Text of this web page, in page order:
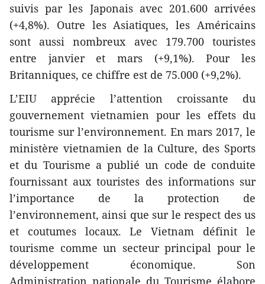
suivis par les Japonais avec 201.600 arrivées
(+4,8%). Outre les Asiatiques, les Américains
sont aussi nombreux avec 179.700 touristes
entre janvier et mars (+9,1%). Pour les
Britanniques, ce chiffre est de 75.000 (+9,2%).
L’EIU apprécie l’attention croissante du
gouvernement vietnamien pour les effets du
tourisme sur l’environnement. En mars 2017, le
ministère vietnamien de la Culture, des Sports
et du Tourisme a publié un code de conduite
fournissant aux touristes des informations sur
l’importance de la protection de
l’environnement, ainsi que sur le respect des us
et coutumes locaux. Le Vietnam définit le
tourisme comme un secteur principal pour le
développement économique. Son
Administration nationale du Tourisme élabore